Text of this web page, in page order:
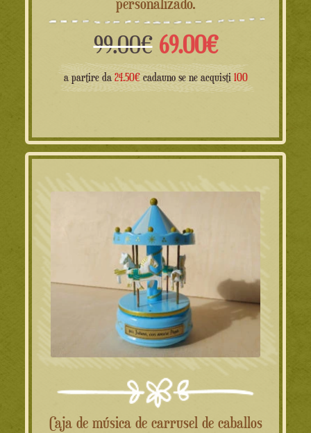
99.00€ El
precio
era:
99.00€.
69.00€El
precio
es:
69.00€.
a partire da 24.50€cadauno se ne acquisti100
Caja de música de carrusel de caballos